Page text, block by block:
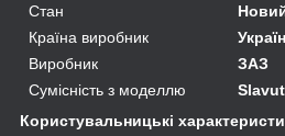
Стан
Країна виробник
Виробник
ЗАЗ
Сумісність з моделлю
Користувальницькі